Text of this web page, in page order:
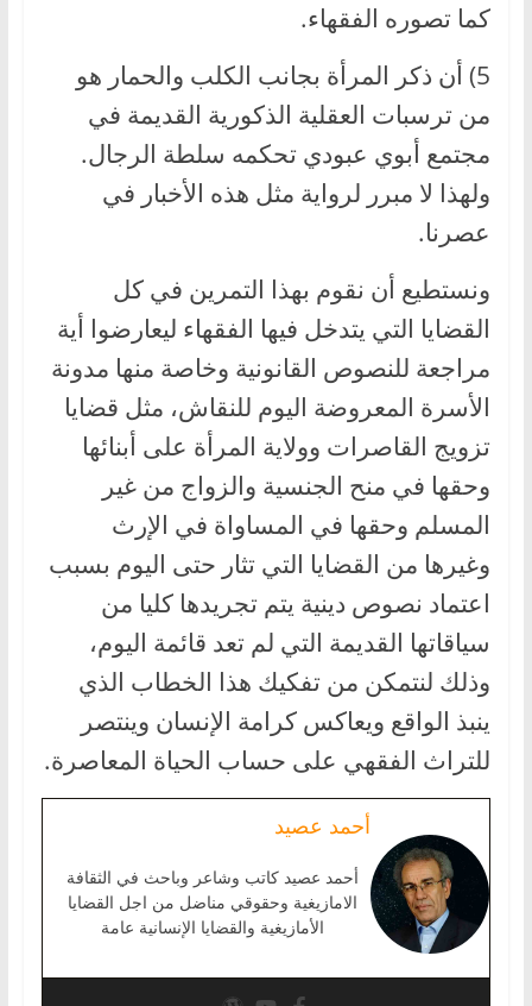
كما تصوره الفقهاء.
5) أن ذكر المرأة بجانب الكلب والحمار هو
من ترسبات العقلية الذكورية القديمة في
مجتمع أبوي عبودي تحكمه سلطة الرجال.
ولهذا لا مبرر لرواية مثل هذه الأخبار في
عصرنا.
ونستطيع أن نقوم بهذا التمرين في كل
القضايا التي يتدخل فيها الفقهاء ليعارضوا أية
مراجعة للنصوص القانونية وخاصة منها مدونة
الأسرة المعروضة اليوم للنقاش، مثل قضايا
تزويج القاصرات وولاية المرأة على أبنائها
وحقها في منح الجنسية والزواج من غير
المسلم وحقها في المساواة في الإرث
وغيرها من القضايا التي تثار حتى اليوم بسبب
اعتماد نصوص دينية يتم تجريدها كليا من
سياقاتها القديمة التي لم تعد قائمة اليوم،
وذلك لنتمكن من تفكيك هذا الخطاب الذي
ينبذ الواقع ويعاكس كرامة الإنسان وينتصر
للتراث الفقهي على حساب الحياة المعاصرة.
أحمد عصيد
أحمد عصيد كاتب وشاعر وباحث في الثقافة
الامازيغية وحقوقي مناضل من اجل القضايا
الأمازيغية والقضايا الإنسانية عامة